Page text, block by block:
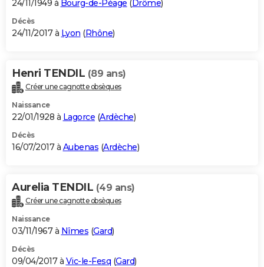
24/11/1949 à Bourg-de-Péage ( Drôme)
Décès
24/11/2017 à Lyon (Rhône)
Henri TENDIL (89 ans)
Créer une cagnotte obsèques
Naissance
22/01/1928 à Lagorce (Ardèche)
Décès
16/07/2017 à Aubenas (Ardèche)
Aurelia TENDIL (49 ans)
Créer une cagnotte obsèques
Naissance
03/11/1967 à Nîmes (Gard)
Décès
09/04/2017 à Vic-le-Fesq (Gard)